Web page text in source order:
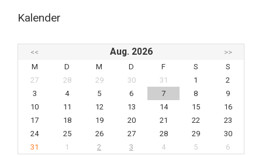
Kalender
<< Aug. 2026
>>
M
D M D F S
S
27
28 29 30 31 1
2
3
4 5 6 7 8
9
10
11 12 13 14 15
16
17
18 19 20 21 22
23
24
25 26 27 28 29
30
31
1 2 3 4 5
6